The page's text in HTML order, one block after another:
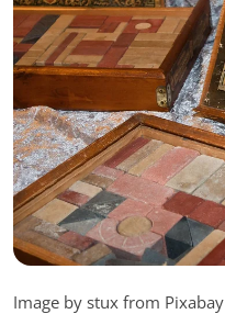
Image by stux from Pixabay